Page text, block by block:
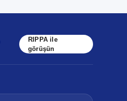
RIPPA ile
görüşün